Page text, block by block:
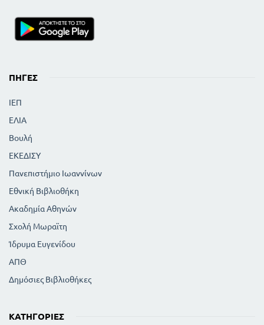
ΠΗΓΈΣ
ΙΕΠ
ΕΛΙΑ
Βουλή
ΕΚΕΔΙΣΥ
Πανεπιστήμιο Ιωαννίνων
Εθνική Βιβλιοθήκη
Ακαδημία Αθηνών
Σχολή Μωραϊτη
Ίδρυμα Ευγενίδου
ΑΠΘ
Δημόσιες Βιβλιοθήκες
ΚΑΤΗΓΟΡΊΕΣ